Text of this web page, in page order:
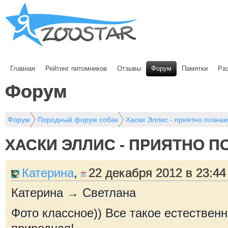
Главная Рейтинг питомников Отзывы Форум Памятки
Форум
Форум Породный форум собак Хаски Эллис - приятно
ХАСКИ ЭЛЛИС - ПРИЯТНО
Катерина,
22 декабря 2012 в 23:44
Катерина → Светлана
Фото классное)) Все такое